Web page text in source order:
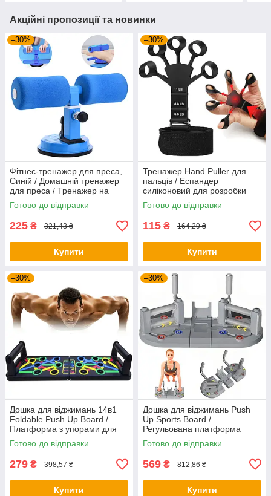
Акційні пропозиції та новинки
–30%
Фітнес-тренажер для преса,
Синій / Домашній тренажер
для преса / Тренажер на
присосках
Готово до відправки
225 ₴ 321,43 ₴
Купити
–30%
Тренажер Hand Puller для
пальців / Еспандер
силіконовий для розробки
пальців руки
Готово до відправки
115 ₴ 164,29 ₴
Купити
–30%
Дошка для віджимань 14в1
Foldable Push Up Board /
Платформа з упорами для
віджимань / Тренажер для
віджимання
Готово до відправки
279 ₴ 398,57 ₴
Купити
–30%
Дошка для віджимань Push
Up Sports Board /
Регульована платформа
тренажер для віджимань /
Упори від підлоги
Готово до відправки
569 ₴ 812,86 ₴
Купити